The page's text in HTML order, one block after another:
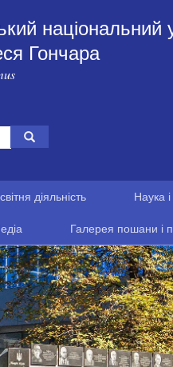
національний
Гончара
діяльність Наука
Галерея пошани і